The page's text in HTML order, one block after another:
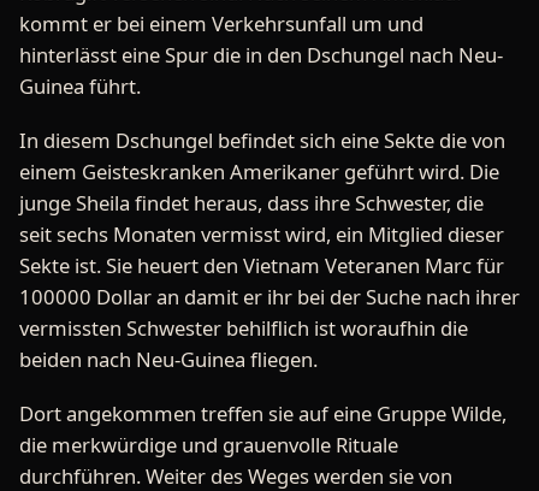
kommt er bei einem Verkehrsunfall um und
hinterlässt eine Spur die in den Dschungel nach Neu-
Guinea führt.
In diesem Dschungel befindet sich eine Sekte die von
einem Geisteskranken Amerikaner geführt wird. Die
junge Sheila findet heraus, dass ihre Schwester, die
seit sechs Monaten vermisst wird, ein Mitglied dieser
Sekte ist. Sie heuert den Vietnam Veteranen Marc für
100000 Dollar an damit er ihr bei der Suche nach ihrer
vermissten Schwester behilflich ist woraufhin die
beiden nach Neu-Guinea fliegen.
Dort angekommen treffen sie auf eine Gruppe Wilde,
die merkwürdige und grauenvolle Rituale
durchführen. Weiter des Weges werden sie von